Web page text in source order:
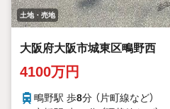
土地・売地
大阪府大阪市城東区鴫野西
4100万円
鴫野駅 歩8分 （片町線など）